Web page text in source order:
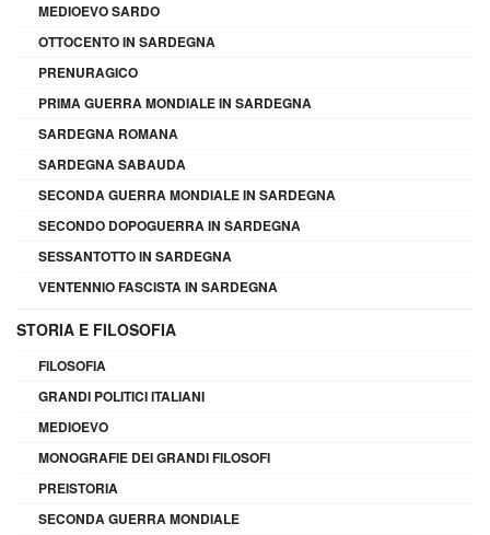
MEDIOEVO SARDO
OTTOCENTO IN SARDEGNA
PRENURAGICO
PRIMA GUERRA MONDIALE IN SARDEGNA
SARDEGNA ROMANA
SARDEGNA SABAUDA
SECONDA GUERRA MONDIALE IN SARDEGNA
SECONDO DOPOGUERRA IN SARDEGNA
SESSANTOTTO IN SARDEGNA
VENTENNIO FASCISTA IN SARDEGNA
STORIA E FILOSOFIA
FILOSOFIA
GRANDI POLITICI ITALIANI
MEDIOEVO
MONOGRAFIE DEI GRANDI FILOSOFI
PREISTORIA
SECONDA GUERRA MONDIALE